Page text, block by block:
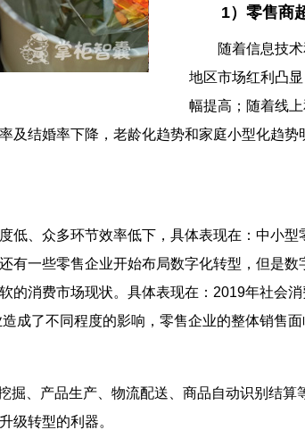
1）零售商超
随着信息技术
地区市场红利凸
幅提高；随着线
及结婚率下降，老龄化趋势和家庭小型化趋
、众多环节效率低下，具体表现在：中小型
一些零售企业开始布局数字化转型，但是数
消费市场现状。具体表现在：2019年社会
成了不同程度的影响，零售企业的整体销售面
、产品生产、物流配送、商品自动识别结
级转型的利器。